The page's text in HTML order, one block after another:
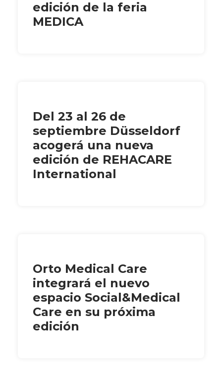
edición de la feria
MEDICA
Del 23 al 26 de
septiembre Düsseldorf
acogerá una nueva
edición de REHACARE
International
Orto Medical Care
integrará el nuevo
espacio Social&Medical
Care en su próxima
edición